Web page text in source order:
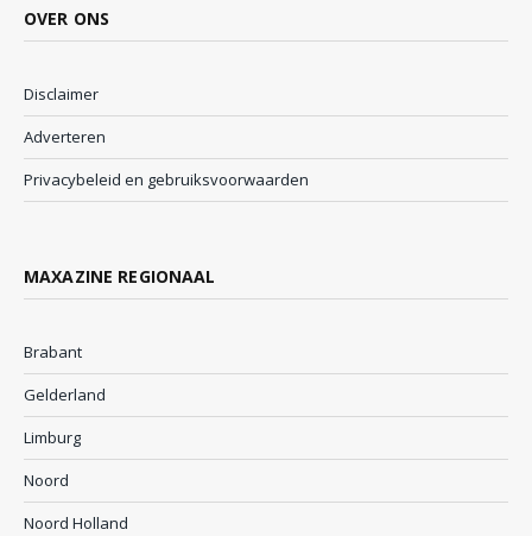
OVER ONS
Disclaimer
Adverteren
Privacybeleid en gebruiksvoorwaarden
MAXAZINE REGIONAAL
Brabant
Gelderland
Limburg
Noord
Noord Holland